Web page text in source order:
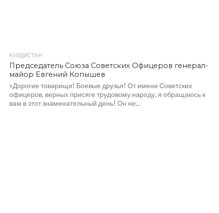
КУРДИСТАН
Председатель Союза Советских Офицеров генерал-
майор Евгений Копышев
«Дорогие товарищи! Боевые друзья! От имени Советских
офицеров, верных присяге трудовому народу, я обращаюсь к
вам в этот знаменательный день! Он не...